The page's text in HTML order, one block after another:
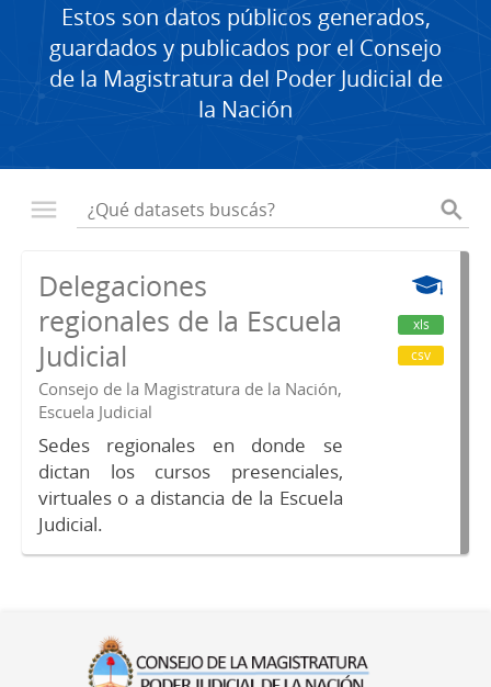
Estos son datos públicos generados,
guardados y publicados por el Consejo
de la Magistratura del Poder Judicial de
la Nación
Delegaciones
regionales de la Escuela
Judicial
Consejo de la Magistratura de la Nación,
Escuela Judicial
Sedes regionales en donde se
dictan los cursos presenciales,
virtuales o a distancia de la Escuela
Judicial.
xls
csv